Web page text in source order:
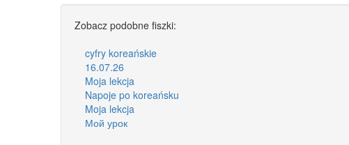
Zobacz podobne fiszki:
cyfry koreańskie
16.07.26
Moja lekcja
Napoje po koreańsku
Moja lekcja
Мой урок